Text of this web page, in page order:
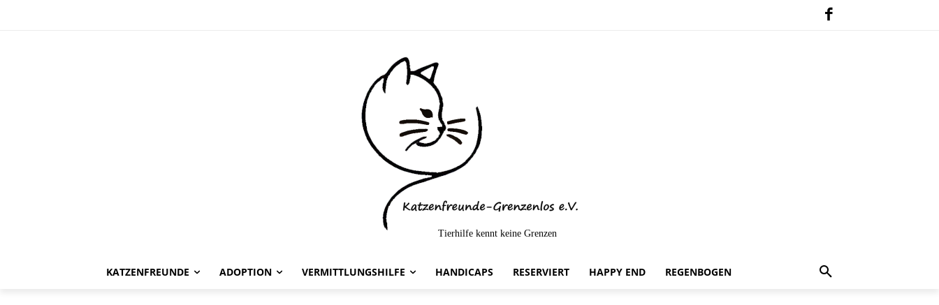
Tierhilfe kennt keine Grenzen
KATZENFREUNDE ADOPTION VERMITTLUNGSHILFE HANDICAPS RESERVIERT HAPPY END REGENBOGEN
Gala -vermittelt-